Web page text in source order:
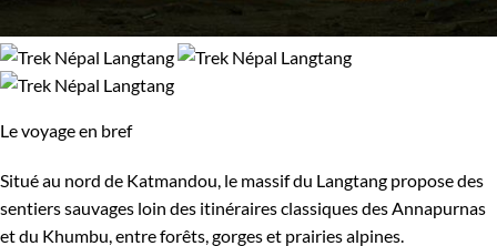
Le voyage en bref
Situé au nord de Katmandou, le massif du Langtang propose des
sentiers sauvages loin des itinéraires classiques des Annapurnas
et du Khumbu, entre forêts, gorges et prairies alpines.